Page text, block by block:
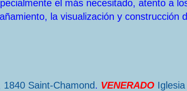
el más necesitado, atento a
la visualización y construcción
1840 Saint-Chamond. VENERADO